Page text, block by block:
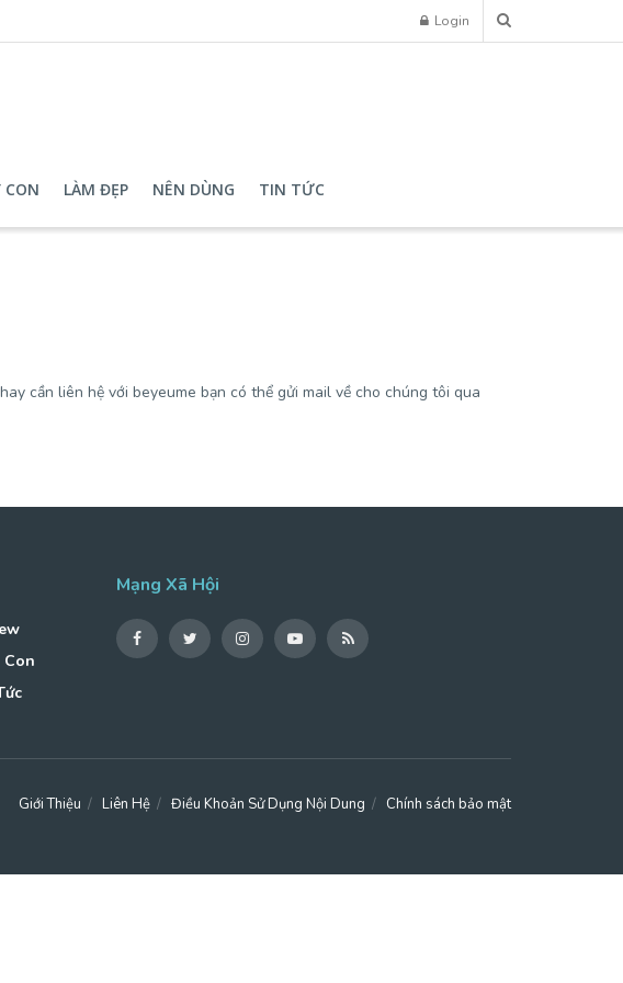
Login
CON LÀM ĐẸP NÊN DÙNG TIN TỨC
cần liên hệ với beyeume bạn có thể gửi mail về cho chúng tôi qua
Con
Mạng Xã Hội
Giới Thiệu Liên Hệ Điều Khoản Sử Dụng Nội Dung Chính sách bảo mật